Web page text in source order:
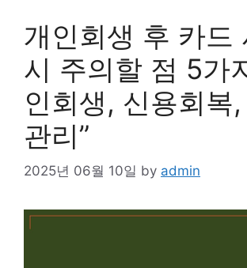
개인회생 후 카드
시 주의할 점 5가
인회생, 신용회복,
관리”
2025년 06월 10일 by admin